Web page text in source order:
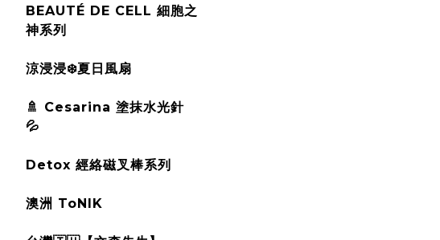
BEAUTÉ DE CELL 細胞之
神系列
涼浸浸❄️夏日風扇
🚿 Cesarina 塗抹水光針
💦
Detox 經絡磁叉棒系列
澳洲 ToNIK